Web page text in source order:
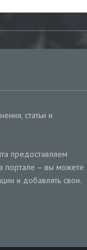
статьи и
предоставляем
портале – вы можете
и добавлять свои.